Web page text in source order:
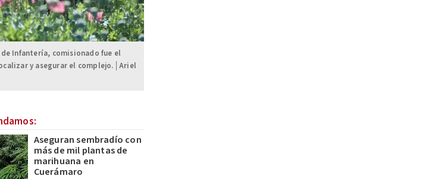
Infantería, comisionado fue el
y asegurar el complejo.│Ariel
Aseguran sembradío con
más de mil plantas de
marihuana en
Cuerámaro